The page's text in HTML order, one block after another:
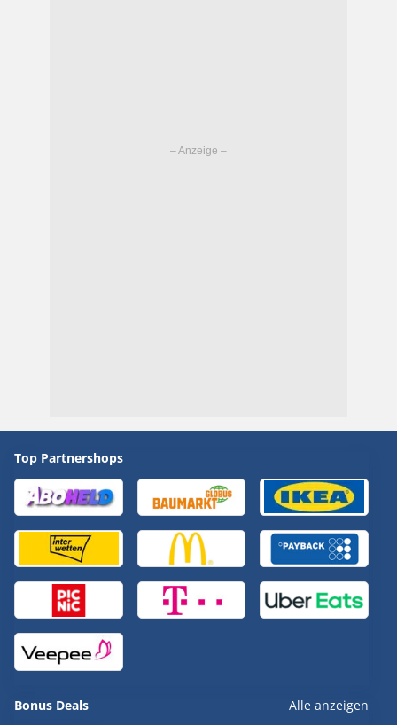
Top Partnershops
Bonus Deals Alle anzeigen